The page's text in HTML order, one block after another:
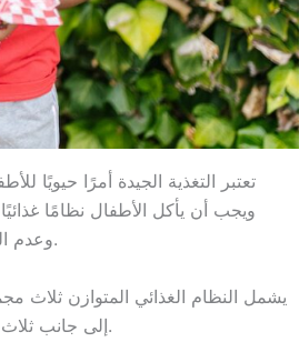
تعتبر التغذية الجيدة أمرًا حيويًا
ويجب أن يأكل الأطفال نظامًا
وعدم الشعور بالتعب أو الخمول. فاخترْ الأطعمة الصحية لأطفالك واجعلهم أصحاء.
يشمل النظام الغذائي المتوازن ثلاث
إلى جانب ثلاث وجبات كاملة، يجب أيضًا تناول بعض الوجبات الخفيفة الصحية خلال النهار.